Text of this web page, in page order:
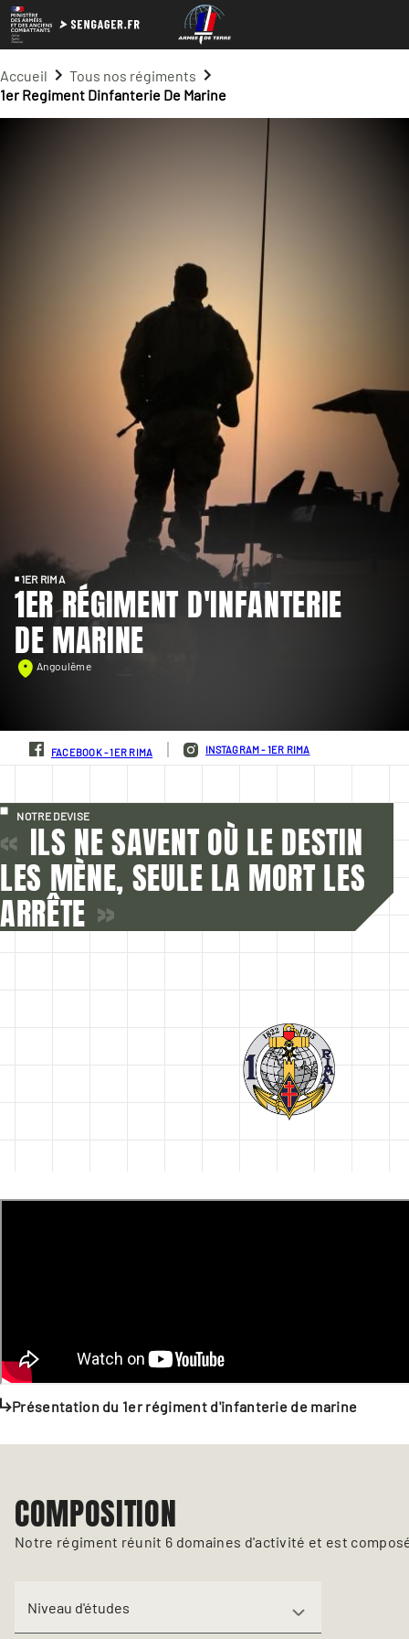
Accueil
Tous nos régiments
1er Regiment Dinfanterie De Marine
1ER RIMA
1ER RÉGIMENT D'INFANTERIE
DE MARINE
Angoulême
FACEBOOK - 1ER RIMA INSTAGRAM - 1ER RIMA
NOTRE DEVISE
« ILS NE SAVENT OÙ LE DESTIN
LES MÈNE, SEULE LA MORT LES
ARRÊTE »
Présentation du 1er régiment d'infanterie de marine
COMPOSITION
Notre régiment réunit 6 domaines d'activité et est
Niveau d'études